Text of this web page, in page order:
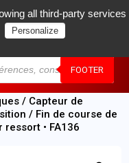
FOOTER
0
/ Capteur de
/ Fin de course de
• FA136
all third-party services
Personalize